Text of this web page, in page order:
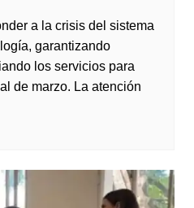
a la crisis del sistema
garantizando
los servicios para
de marzo. La atención